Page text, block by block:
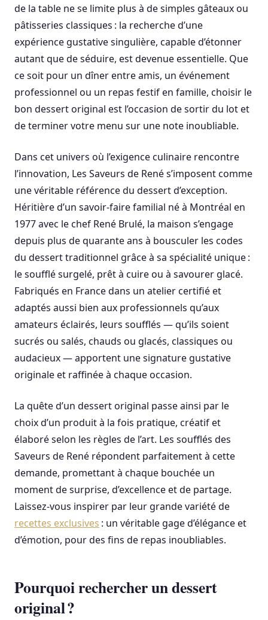
de la table ne se limite plus à de simples gâteaux ou
pâtisseries classiques : la recherche d’une
expérience gustative singulière, capable d’étonner
autant que de séduire, est devenue essentielle. Que
ce soit pour un dîner entre amis, un événement
professionnel ou un repas festif en famille, choisir le
bon dessert original est l’occasion de sortir du lot et
de terminer votre menu sur une note inoubliable.
Dans cet univers où l’exigence culinaire rencontre
l’innovation, Les Saveurs de René s’imposent comme
une véritable référence du dessert d’exception.
Héritière d’un savoir-faire familial né à Montréal en
1977 avec le chef René Brulé, la maison s’engage
depuis plus de quarante ans à bousculer les codes
du dessert traditionnel grâce à sa spécialité unique :
le soufflé surgelé, prêt à cuire ou à savourer glacé.
Fabriqués en France dans un atelier certifié et
adaptés aussi bien aux professionnels qu’aux
amateurs éclairés, leurs soufflés — qu’ils soient
sucrés ou salés, chauds ou glacés, classiques ou
audacieux — apportent une signature gustative
originale et raffinée à chaque occasion.
La quête d’un dessert original passe ainsi par le
choix d’un produit à la fois pratique, créatif et
élaboré selon les règles de l’art. Les soufflés des
Saveurs de René répondent parfaitement à cette
demande, promettant à chaque bouchée un
moment de surprise, d’excellence et de partage.
Laissez-vous inspirer par leur grande variété de
recettes exclusives : un véritable gage d’élégance et
d’émotion, pour des fins de repas inoubliables.
Pourquoi rechercher un dessert
original ?